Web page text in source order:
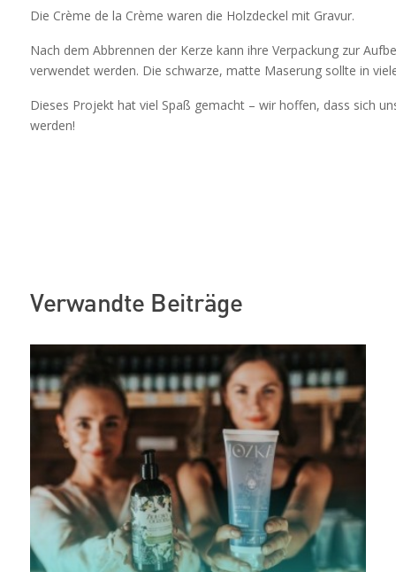
Die Crème de la Crème waren die Holzdeckel mit Gravur.
Nach dem Abbrennen der Kerze kann ihre Verpackung zur
verwendet werden. Die schwarze, matte Maserung sollte in
Dieses Projekt hat viel Spaß gemacht – wir hoffen, dass sich
werden!
Verwandte Beiträge